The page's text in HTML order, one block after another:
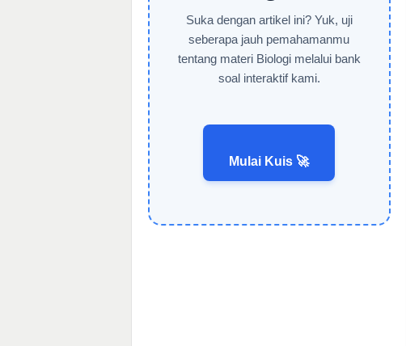
Suka dengan artikel ini? Yuk, uji
seberapa jauh pemahamanmu
tentang materi Biologi melalui bank
soal interaktif kami.
Mulai Kuis 🚀